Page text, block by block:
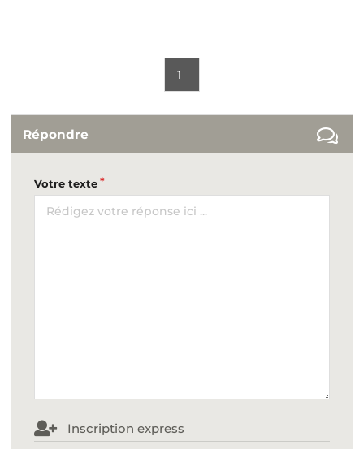
1
Répondre
Votre texte
Inscription express